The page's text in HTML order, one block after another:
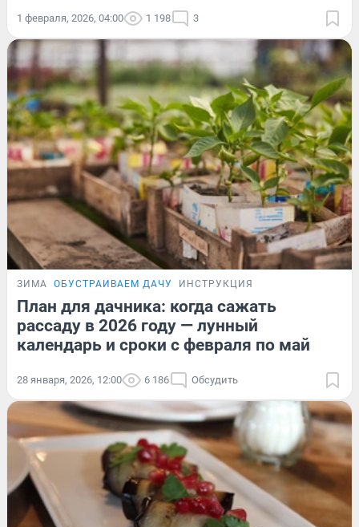
1 февраля, 2026, 04:00 1 198 3
ЗИМА ОБУСТРАИВАЕМ ДАЧУ ИНСТРУКЦИЯ
План для дачника: когда сажать
рассаду в 2026 году — лунный
календарь и сроки с февраля по май
28 января, 2026, 12:00 6 186 Обсудить